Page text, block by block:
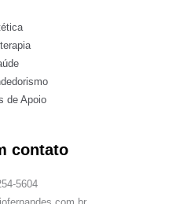
de Apoio
contato
5604